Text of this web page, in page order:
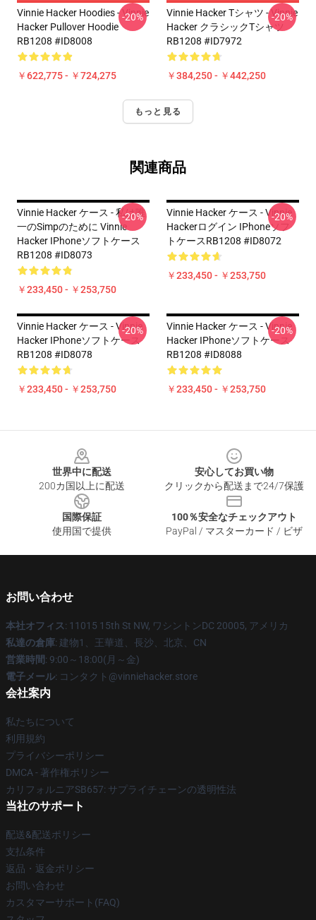
Vinnie Hacker Hoodies - Vinnie
Hacker Pullover Hoodie
RB1208 #ID8008
￥622,775 - ￥724,275
-20%
Vinnie Hacker Tシャツ - Vinnie
Hacker クラシックTシャツ
RB1208 #ID7972
￥384,250 - ￥442,250
-20%
もっと見る
関連商品
Vinnie Hacker ケース - 私は唯
一のSimpのために Vinnie
Hacker IPhoneソフトケース
RB1208 #ID8073
￥233,450 - ￥253,750
-20%
Vinnie Hacker ケース - Vinnie
Hackerログイン IPhoneソフ
トケースRB1208 #ID8072
￥233,450 - ￥253,750
-20%
Vinnie Hacker ケース - Vinnie
Hacker IPhoneソフトケース
RB1208 #ID8078
￥233,450 - ￥253,750
-20%
Vinnie Hacker ケース - Vinnie
Hacker IPhoneソフトケース
RB1208 #ID8088
￥233,450 - ￥253,750
-20%
世界中に配送
200カ国以上に配送
安心してお買い物
クリックから配送まで24/7保護
国際保証
使用国で提供
100％安全なチェックアウト
PayPal / マスターカード / ビザ
お問い合わせ
本社オフィス: 11015 15th St NW, ワシントンDC 20005, アメリカ
私達の倉庫: 建物1、王華道、長沙、北京、CN
営業時間: 9:00～18:00(月～金)
電子メール: コンタクト@vinniehacker.store
会社案内
私たちについて
利用規約
プライバシーポリシー
DMCA - 著作権ポリシー
カリフォルニアSB657: サプライチェーンの透明性法
当社のサポート
配送&配送ポリシー
支払条件
返品・返金ポリシー
お問い合わせ
カスタマーサポート(FAQ)